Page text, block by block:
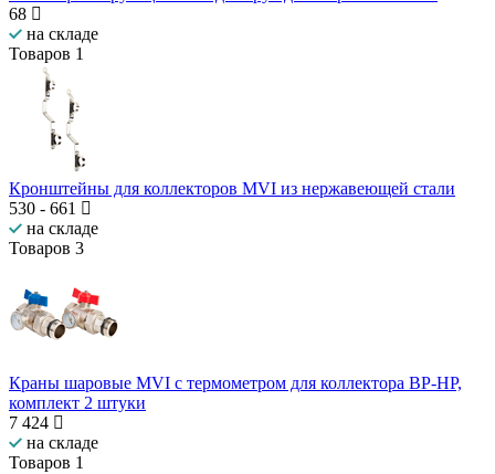
68
на складе
Товаров 1
Кронштейны для коллекторов MVI из нержавеющей стали
530 - 661
на складе
Товаров 3
Краны шаровые MVI с термометром для коллектора ВР-НР,
комплект 2 штуки
7 424
на складе
Товаров 1